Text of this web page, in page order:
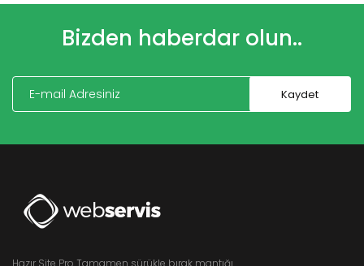
Bizden haberdar olun..